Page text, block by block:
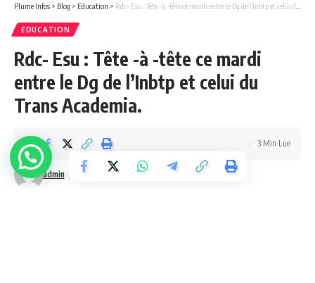
Plume Infos > Blog > Education > Rdc- Esu : Tête -à -tête ce mardi entre le Dg de l’Inbtp et celui du Trans Academia.
EDUCATION
Rdc- Esu : Tête -à -tête ce mardi
entre le Dg de l’Inbtp et celui du
Trans Academia.
admin
3 Min Lue